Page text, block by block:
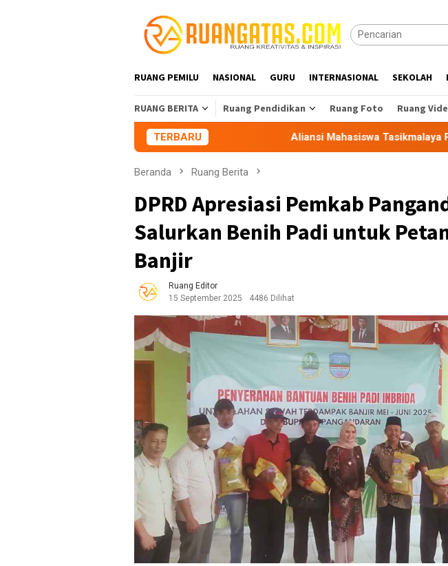
RUANG PEMILU NASIONAL GURU INTERNASIONAL SEKOLAH
RUANG BERITA Ruang Pendidikan Ruang Foto Ruang
TERBARUAliansi Mahasiswa Tasikmalaya Peringatkan
Beranda Ruang Berita
DPRD Apresiasi Pemkab
Salurkan Benih Padi untuk
Banjir
Ruang Editor
15 September 2025
4486 Dilihat